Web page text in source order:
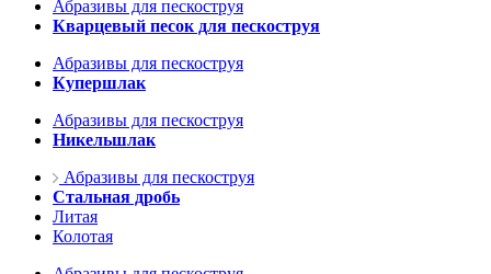
Абразивы для пескоструя
Кварцевый песок для пескоструя
Абразивы для пескоструя
Купершлак
Абразивы для пескоструя
Никельшлак
Абразивы для пескоструя
Стальная дробь
Литая
Колотая